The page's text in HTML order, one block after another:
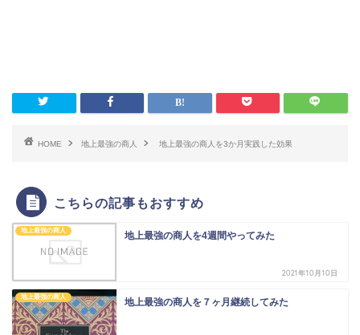
HOME 地上最強の商人 地上最強の商人を3か月実践した効果
こちらの記事もおすすめ
地上最強の商人 地上最強の商人を4週間やってみた
2021年10月10日
地上最強の商人 地上最強の商人を７ヶ月継続してみた